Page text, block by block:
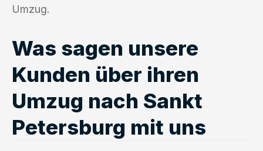
Umzug.
Was sagen unsere
Kunden über ihren
Umzug nach Sankt
Petersburg mit uns